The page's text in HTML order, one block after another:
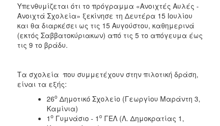
Υπενθυμίζεται ότι το πρόγραμμα «Ανοιχτές Αυλές -
Ανοιχτά Σχολεία» ξεκίνησε τη Δευτέρα 15 Ιουλίου
και θα διαρκέσει ως τις 15 Αυγούστου, καθημερινά
(εκτός Σαββατοκύριακων) από τις 5 το απόγευμα έως
τις 9 το βράδυ.
Τα σχολεία που συμμετέχουν στην πιλοτική δράση,
είναι τα εξής:
26ο Δημοτικό Σχολείο (Γεωργίου Μαράντη 3,
Καμίνια)
1 ο Γυμνάσιο - 1 ο ΓΕΛ (Λ. Δημοκρατίας 1,